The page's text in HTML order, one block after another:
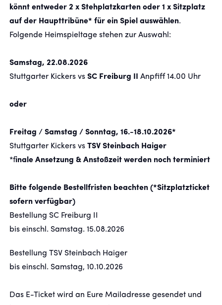
könnt entweder 2 x Stehplatzkarten oder 1 x Sitzplatz
auf der Haupttribüne* für ein Spiel auswählen.
Folgende Heimspieltage stehen zur Auswahl:
Samstag, 22.08.2026
Stuttgarter Kickers vs SC Freiburg II Anpfiff 14.00 Uhr
oder
Freitag / Samstag / Sonntag, 16.-18.10.2026*
Stuttgarter Kickers vsTSV Steinbach Haiger
*finale Ansetzung & Anstoßzeit werden noch terminiert
Bitte folgende Bestellfristen beachten (*Sitzplatzticket
sofern verfügbar)
Bestellung SC Freiburg II
bis einschl. Samstag. 15.08.2026
Bestellung TSV Steinbach Haiger
bis einschl. Samstag, 10.10.2026
Das E-Ticket wird an Eure Mailadresse gesendet und